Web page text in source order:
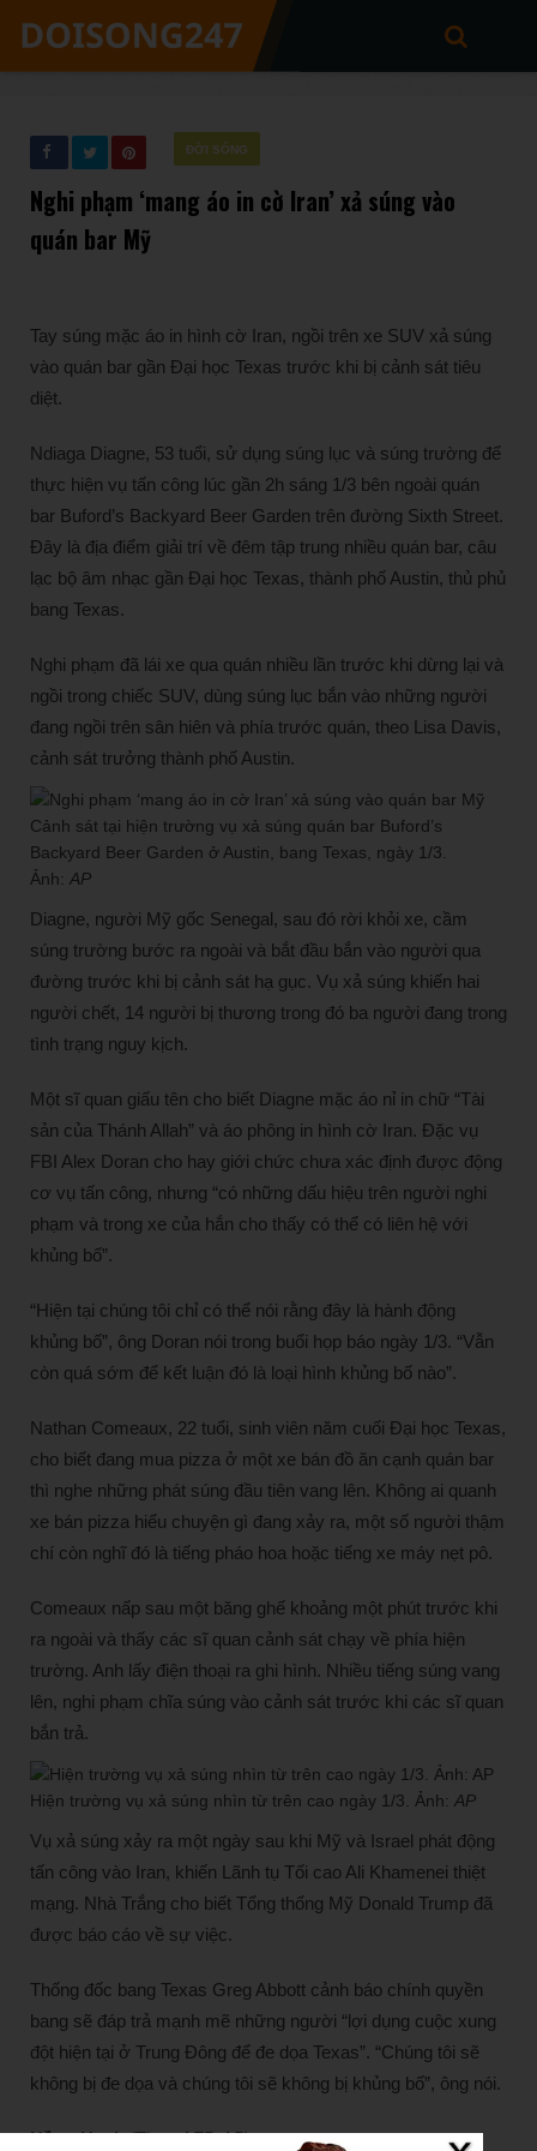
ĐỜI SỐNG
Nghi phạm ‘mang áo in cờ Iran’ xả súng vào
quán bar Mỹ
Tay súng mặc áo in hình cờ Iran, ngồi trên xe SUV xả súng
vào quán bar gần Đại học Texas trước khi bị cảnh sát tiêu
diệt.
Ndiaga Diagne, 53 tuổi, sử dụng súng lục và súng trường để
thực hiện vụ tấn công lúc gần 2h sáng 1/3 bên ngoài quán
bar Buford’s Backyard Beer Garden trên đường Sixth Street.
Đây là địa điểm giải trí về đêm tập trung nhiều quán bar, câu
lạc bộ âm nhạc gần Đại học Texas, thành phố Austin, thủ phủ
bang Texas.
Nghi phạm đã lái xe qua quán nhiều lần trước khi dừng lại và
ngồi trong chiếc SUV, dùng súng lục bắn vào những người
đang ngồi trên sân hiên và phía trước quán, theo Lisa Davis,
cảnh sát trưởng thành phố Austin.
Cảnh sát tại hiện trường vụ xả súng quán bar Buford’s
Backyard Beer Garden ở Austin, bang Texas, ngày 1/3.
Ảnh: AP
Diagne, người Mỹ gốc Senegal, sau đó rời khỏi xe, cầm
súng trường bước ra ngoài và bắt đầu bắn vào người qua
đường trước khi bị cảnh sát hạ gục. Vụ xả súng khiến hai
người chết, 14 người bị thương trong đó ba người đang trong
tình trạng nguy kịch.
Một sĩ quan giấu tên cho biết Diagne mặc áo nỉ in chữ “Tài
sản của Thánh Allah” và áo phông in hình cờ Iran. Đặc vụ
FBI Alex Doran cho hay giới chức chưa xác định được động
cơ vụ tấn công, nhưng “có những dấu hiệu trên người nghi
phạm và trong xe của hắn cho thấy có thể có liên hệ với
khủng bố”.
“Hiện tại chúng tôi chỉ có thể nói rằng đây là hành động
khủng bố”, ông Doran nói trong buổi họp báo ngày 1/3. “Vẫn
còn quá sớm để kết luận đó là loại hình khủng bố nào”.
Nathan Comeaux, 22 tuổi, sinh viên năm cuối Đại học Texas,
cho biết đang mua pizza ở một xe bán đồ ăn cạnh quán bar
thì nghe những phát súng đầu tiên vang lên. Không ai quanh
xe bán pizza hiểu chuyện gì đang xảy ra, một số người thậm
chí còn nghĩ đó là tiếng pháo hoa hoặc tiếng xe máy nẹt pô.
Comeaux nấp sau một băng ghế khoảng một phút trước khi
ra ngoài và thấy các sĩ quan cảnh sát chạy về phía hiện
trường. Anh lấy điện thoại ra ghi hình. Nhiều tiếng súng vang
lên, nghi phạm chĩa súng vào cảnh sát trước khi các sĩ quan
bắn trả.
Hiện trường vụ xả súng nhìn từ trên cao ngày 1/3. Ảnh: AP
Vụ xả súng xảy ra một ngày sau khi Mỹ và Israel phát động
tấn công vào Iran, khiến Lãnh tụ Tối cao Ali Khamenei thiệt
mạng. Nhà Trắng cho biết Tổng thống Mỹ Donald Trump đã
được báo cáo về sự việc.
Thống đốc bang Texas Greg Abbott cảnh báo chính quyền
bang sẽ đáp trả mạnh mẽ những người “lợi dụng cuộc xung
đột hiện tại ở Trung Đông để đe dọa Texas”. “Chúng tôi sẽ
không bị đe dọa và chúng tôi sẽ không bị khủng bố”, ông nói.
Hồng Hạnh(TheoAFP, AP)